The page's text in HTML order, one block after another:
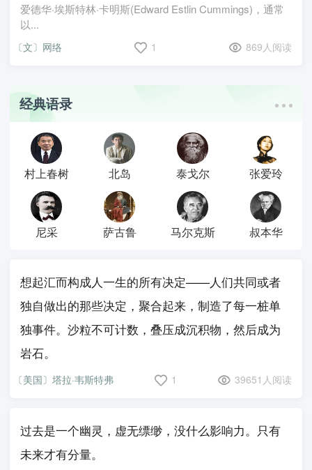
爱德华·埃斯特林·卡明斯(Edward Estlin Cummings)，通常
以...
〔文〕网络 1 869人阅读
经典语录
村上春树 北岛 泰戈尔 张爱玲
尼采 萨古鲁 马尔克斯 叔本华
想起汇而构成人一生的所有决定——人们共同或者
独自做出的那些决定，聚合起来，制造了每一桩单
独事件。沙粒不可计数，叠压成沉积物，然后成为
岩石。
〔美国〕塔拉·韦斯特弗 1 39651人阅读
过去是一个幽灵，虚无缥缈，没什么影响力。只有
未来才有分量。